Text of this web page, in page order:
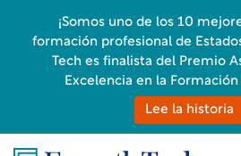
¡Somos uno de los 10
formación profesional de
Tech es finalista del Premio
Excelencia en la Formación
Lee la historia